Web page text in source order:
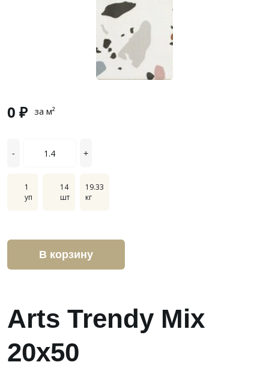
Arts Trendy Mix
20x50
0 ₽ за м²
- +
1
уп
14
шт
19.33
кг
В корзину